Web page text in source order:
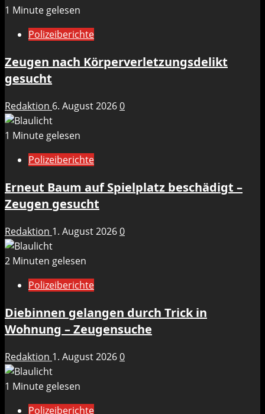
1 Minute gelesen
Polizeiberichte
Zeugen nach Körperverletzungsdelikt
gesucht
Redaktion 6. August 20260
1 Minute gelesen
Polizeiberichte
Erneut Baum auf Spielplatz beschädigt –
Zeugen gesucht
Redaktion 1. August 20260
2 Minuten gelesen
Polizeiberichte
Diebinnen gelangen durch Trick in
Wohnung – Zeugensuche
Redaktion 1. August 20260
1 Minute gelesen
Polizeiberichte